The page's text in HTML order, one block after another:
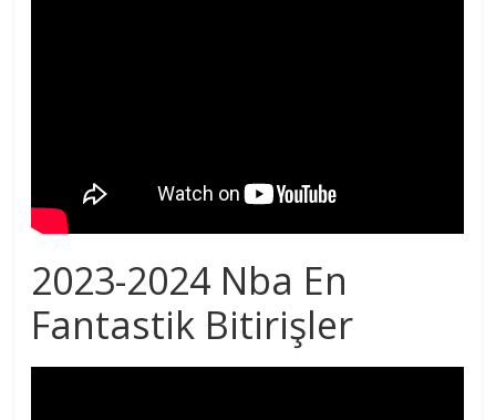
2023-2024 Nba En
Fantastik Bitirişler